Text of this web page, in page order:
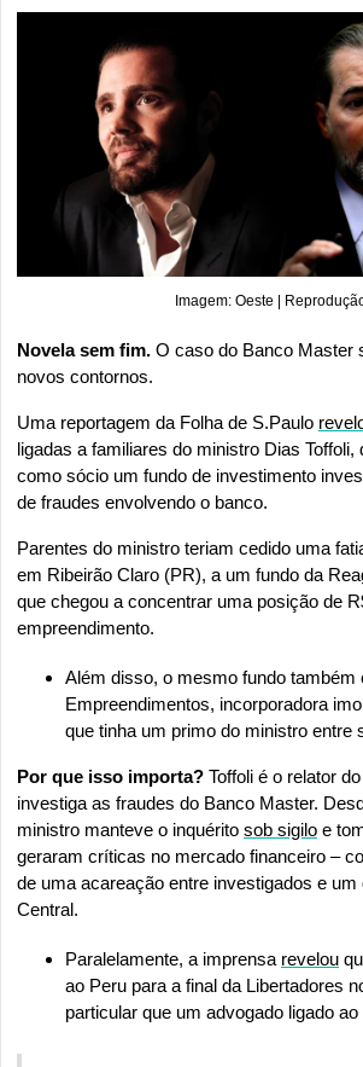
Imagem: Oeste |
Novela sem fim. O caso do Banco Master
novos contornos.
Uma reportagem da Folha de S.Paulo
ligadas a familiares do ministro Dias Toffoli,
como sócio um fundo de investimento
de fraudes envolvendo o banco.
Parentes do ministro teriam cedido uma
em Ribeirão Claro (PR), a um fundo da
que chegou a concentrar uma posição de
empreendimento.
Além disso, o mesmo fundo também
Empreendimentos, incorporadora
que tinha um primo do ministro entre
Por que isso importa? Toffoli é o relator
investiga as fraudes do Banco Master.
ministro manteve o inquérito sob sigilo e
geraram críticas no mercado financeiro –
de uma acareação entre investigados e um
Central.
Paralelamente, a imprensa revelou
ao Peru para a final da Libertadores
particular que um advogado ligado ao